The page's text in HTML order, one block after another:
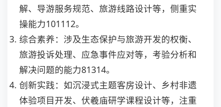
解、导游服务规范、旅游线路设计等，侧重实
操能力101112。
综合素养：涉及生态保护与旅游开发的权衡、
旅游投诉处理、应急事件应对等，考验分析和
解决问题的能力81314。
创新实践：如沉浸式主题客房设计、乡村非遗
体验项目开发、伏羲庙研学课程设计等，注重